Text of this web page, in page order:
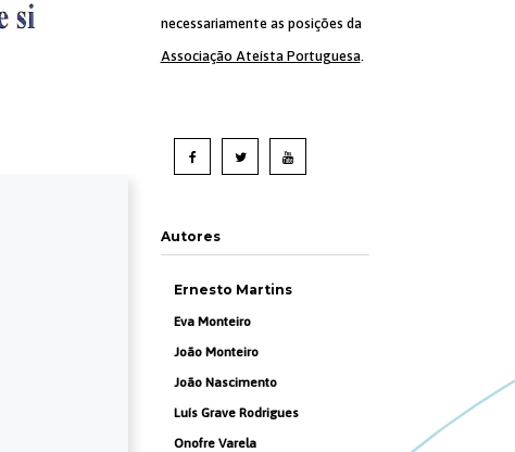
necessariamente as posições da
Associação Ateísta Portuguesa.
Autores
Ernesto Martins
Eva Monteiro
João Monteiro
João Nascimento
Luís Grave Rodrigues
Onofre Varela